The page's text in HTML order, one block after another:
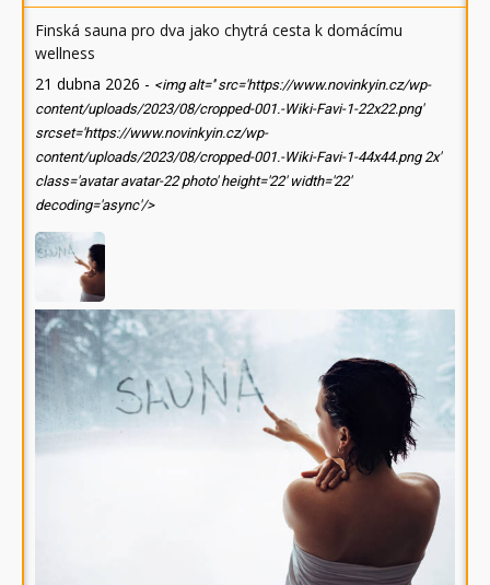
Finská sauna pro dva jako chytrá cesta k domácímu
wellness
21 dubna 2026 - <img alt='' src='https://www.novinkyin.cz/wp-
content/uploads/2023/08/cropped-001.-Wiki-Favi-1-22x22.png'
srcset='https://www.novinkyin.cz/wp-
content/uploads/2023/08/cropped-001.-Wiki-Favi-1-44x44.png 2x'
class='avatar avatar-22 photo' height='22' width='22'
decoding='async'/>